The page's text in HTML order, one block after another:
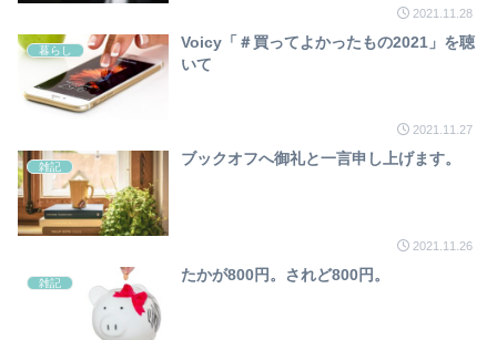
2021.11.28
暮らし
Voicy「＃買ってよかったもの2021」を聴
いて
2021.11.27
雑記 ブックオフへ御礼と一言申し上げます。
2021.11.26
雑記 たかが800円。されど800円。